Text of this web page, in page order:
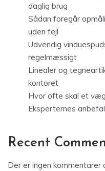
daglig brug
Sådan foregår
uden fejl
Udvendig
regelmæssigt
Linealer og
kontoret
Hvor ofte skal et
Eksperternes
Recent
Der er ingen kommentarer